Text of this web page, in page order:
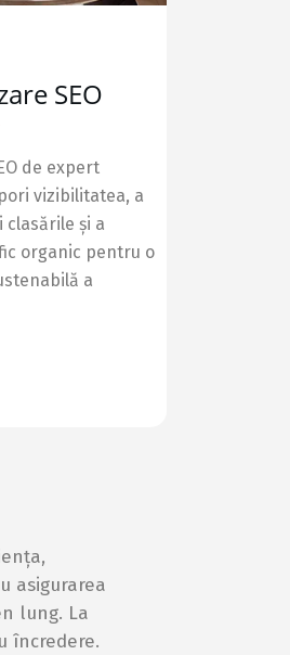
SEO
de expert
vizibilitatea, a
și a
organic pentru o
a
asigurarea
lung. La
încredere.